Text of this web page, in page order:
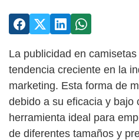
La publicidad en
tendencia creciente en la
marketing. Esta forma de
debido a su eficacia y bajo
herramienta ideal para
de diferentes tamaños y